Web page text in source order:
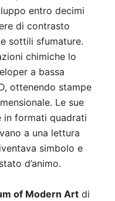
entro decimi
di contrasto
sottili sfumature.
chimiche lo
a bassa
ottenendo stampe
Le sue
in formati quadrati
a una lettura
simbolo e
d’animo.
of Modern Art di